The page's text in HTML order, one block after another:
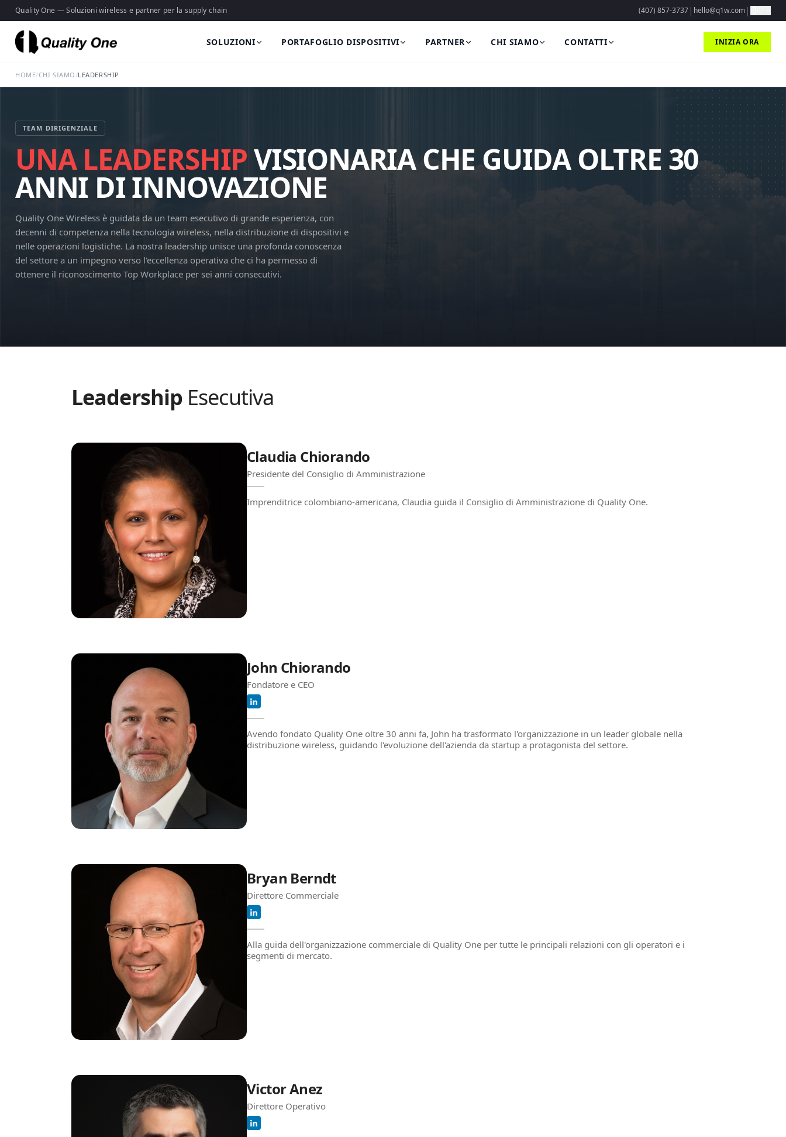
Quality One — Soluzioni wireless e partner per la supply chain (407) 857-3737 | hello@q1w.com |
SOLUZIONI PORTAFOGLIO DISPOSITIVI PARTNER CHI SIAMO CONTATTI INIZIA ORA
HOME/CHI SIAMO/LEADERSHIP
TEAM DIRIGENZIALE
UNA LEADERSHIPVISIONARIA CHE GUIDA OLTRE 30
ANNI DI INNOVAZIONE
Quality One Wireless è guidata da un team esecutivo di grande esperienza, con
decenni di competenza nella tecnologia wireless, nella distribuzione di dispositivi e
nelle operazioni logistiche. La nostra leadership unisce una profonda conoscenza
del settore a un impegno verso l'eccellenza operativa che ci ha permesso di
ottenere il riconoscimento Top Workplace per sei anni consecutivi.
Leadership Esecutiva
Claudia Chiorando
Presidente del Consiglio di Amministrazione
Imprenditrice colombiano-americana, Claudia guida il Consiglio di Amministrazione di Quality One.
John Chiorando
Fondatore e CEO
Avendo fondato Quality One oltre 30 anni fa, John ha trasformato l'organizzazione in un leader globale nella
distribuzione wireless, guidando l'evoluzione dell'azienda da startup a protagonista del settore.
Bryan Berndt
Direttore Commerciale
Alla guida dell'organizzazione commerciale di Quality One per tutte le principali relazioni con gli operatori e i
segmenti di mercato.
Victor Anez
Direttore Operativo